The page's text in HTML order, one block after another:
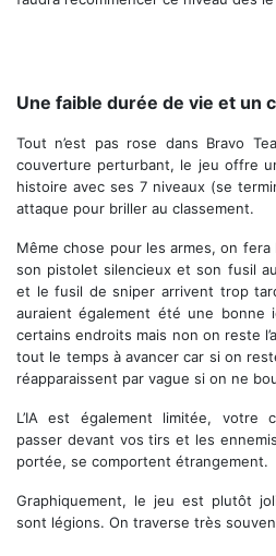
Une faible durée de vie et un
Tout n’est pas rose dans Bravo
couverture perturbant, le jeu offre
histoire avec ses 7 niveaux (se
attaque pour briller au classement.
Même chose pour les armes, on
son pistolet silencieux et son fusil
et le fusil de sniper arrivent trop
auraient également été une bonne
certains endroits mais non on reste
tout le temps à avancer car si on
réapparaissent par vague si on ne
L’IA est également limitée, votre
passer devant vos tirs et les
portée, se comportent étrangement.
Graphiquement, le jeu est plutôt
sont légions. On traverse très